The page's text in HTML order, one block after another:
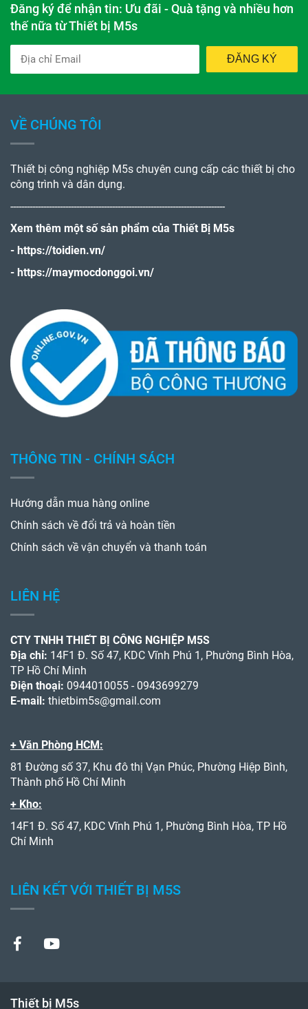
Thiết bị M5s
Đăng ký để nhận tin: Ưu đãi - Quà tặng và nhiều hơn
thế nữa từ Thiết bị M5s
ĐĂNG KÝ
VỀ CHÚNG TÔI
Thiết bị công nghiệp M5s chuyên cung cấp các thiết bị cho
công trình và dân dụng.
------------------------------------------------------------------------------
Xem thêm một số sản phẩm của Thiết Bị M5s
- https://toidien.vn/
- https://maymocdonggoi.vn/
THÔNG TIN - CHÍNH SÁCH
Hướng dẫn mua hàng online
Chính sách về đổi trả và hoàn tiền
Chính sách về vận chuyển và thanh toán
LIÊN HỆ
CTY TNHH THIẾT BỊ CÔNG NGHIỆP M5S
Địa chỉ: 14F1 Đ. Số 47, KDC Vĩnh Phú 1, Phường Bình Hòa,
TP Hồ Chí Minh
Điện thoại: 0944010055 - 0943699279
E-mail: thietbim5s@gmail.com
+ Văn Phòng HCM:
81 Đường số 37, Khu đô thị Vạn Phúc, Phường Hiệp Bình,
Thành phố Hồ Chí Minh
+ Kho:
14F1 Đ. Số 47, KDC Vĩnh Phú 1, Phường Bình Hòa, TP Hồ
Chí Minh
LIÊN KẾT VỚI THIẾT BỊ M5S